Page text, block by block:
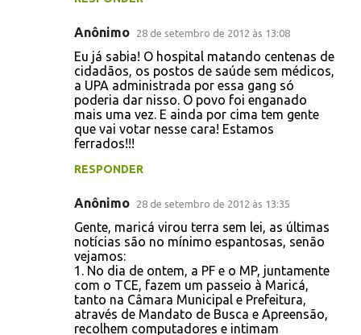
Anônimo 28 de setembro de 2012 às 13:08
Eu já sabia! O hospital matando centenas de
cidadãos, os postos de saúde sem médicos,
a UPA administrada por essa gang só
poderia dar nisso. O povo foi enganado
mais uma vez. E ainda por cima tem gente
que vai votar nesse cara! Estamos
ferrados!!!
RESPONDER
Anônimo 28 de setembro de 2012 às 13:35
Gente, maricá virou terra sem lei, as últimas
notícias são no mínimo espantosas, senão
vejamos:
1. No dia de ontem, a PF e o MP, juntamente
com o TCE, fazem um passeio à Maricá,
tanto na Câmara Municipal e Prefeitura,
através de Mandato de Busca e Apreensão,
recolhem computadores e intimam